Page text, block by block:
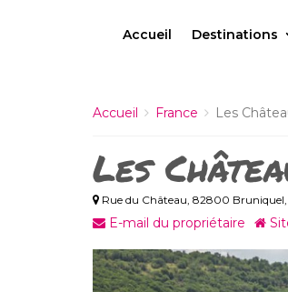
Accueil Destinations
Accueil France Les
Les
Rue du Château, 82800 Bruniquel,
E-mail du propriétaire